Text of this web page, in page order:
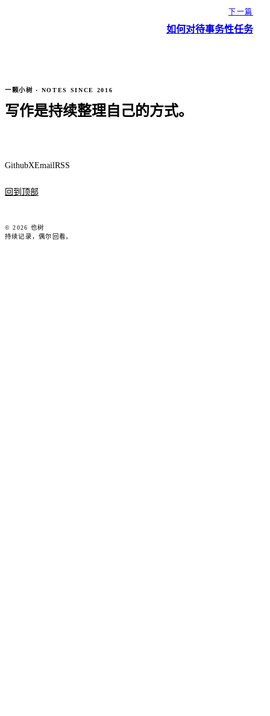
下一篇
如何对待事务性任务
一颗小树 · NOTES SINCE 2016
写作是持续整理自己的方式。
GithubXEmailRSS
回到顶部
© 2026 也树
持续记录，偶尔回看。